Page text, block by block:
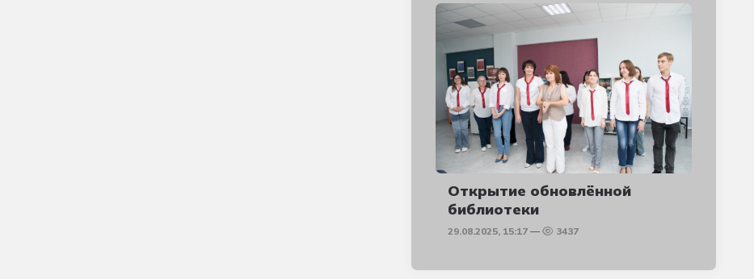
Открытие обновлённой
библиотеки
29.08.2025, 15:17 3437